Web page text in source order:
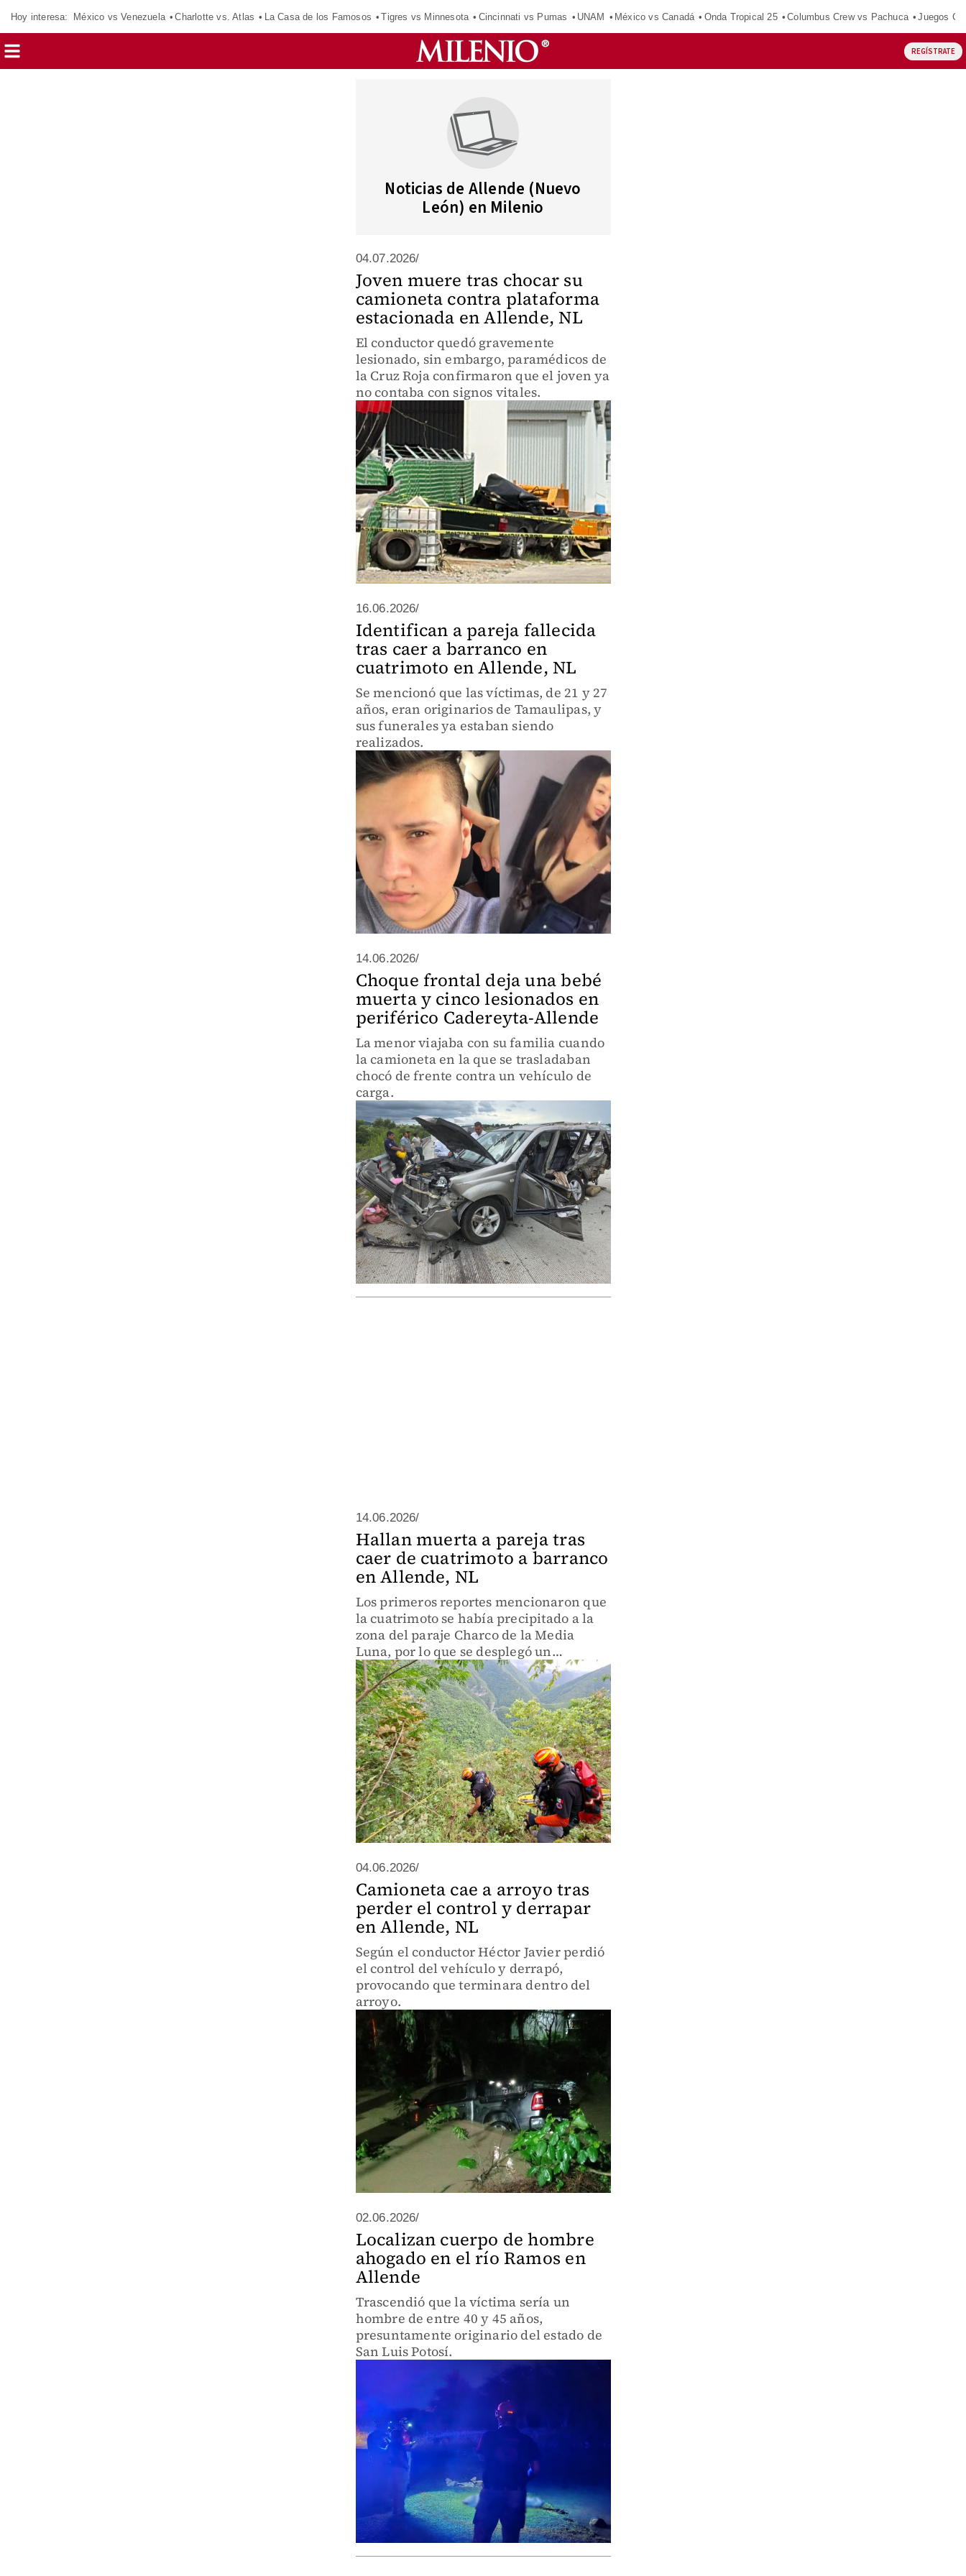
Hoy interesa: México vs Venezuela Charlotte vs. Atlas La Casa de los Famosos Tigres vs Minnesota Cincinnati vs Pumas UNAM México vs Canadá Onda Tropical 25 Columbus Crew vs Pachuca Juegos
REGÍSTRATE
Noticias de Allende (Nuevo
León) en Milenio
04.07.2026/
Joven muere tras chocar su
camioneta contra plataforma
estacionada en Allende, NL
El conductor quedó gravemente
lesionado, sin embargo, paramédicos de
la Cruz Roja confirmaron que el joven ya
no contaba con signos vitales.
16.06.2026/
Identifican a pareja fallecida
tras caer a barranco en
cuatrimoto en Allende, NL
Se mencionó que las víctimas, de 21 y 27
años, eran originarios de Tamaulipas, y
sus funerales ya estaban siendo
realizados.
14.06.2026/
Choque frontal deja una bebé
muerta y cinco lesionados en
periférico Cadereyta-Allende
La menor viajaba con su familia cuando
la camioneta en la que se trasladaban
chocó de frente contra un vehículo de
carga.
14.06.2026/
Hallan muerta a pareja tras
caer de cuatrimoto a barranco
en Allende, NL
Los primeros reportes mencionaron que
la cuatrimoto se había precipitado a la
zona del paraje Charco de la Media
Luna, por lo que se desplegó un
operativo de búsqueda.
04.06.2026/
Camioneta cae a arroyo tras
perder el control y derrapar
en Allende, NL
Según el conductor Héctor Javier perdió
el control del vehículo y derrapó,
provocando que terminara dentro del
arroyo.
02.06.2026/
Localizan cuerpo de hombre
ahogado en el río Ramos en
Allende
Trascendió que la víctima sería un
hombre de entre 40 y 45 años,
presuntamente originario del estado de
San Luis Potosí.